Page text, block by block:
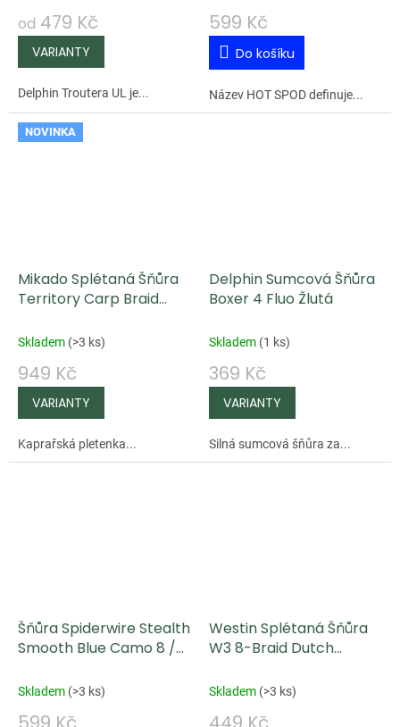
od 479 Kč
Delphin Troutera UL je...
599 Kč
Do košíku
Název HOT SPOD definuje...
NOVINKA
Mikado Splétaná Šňůra
Territory Carp Braid
Skladem (>3 ks)
949 Kč
Kaprařská pletenka...
Delphin Sumcová Šňůra
Boxer 4 Fluo Žlutá
Skladem (1 ks)
369 Kč
Silná sumcová šňůra za...
Šňůra Spiderwire Stealth
Smooth Blue Camo 8 /
Skladem (>3 ks)
Westin Splétaná Šňůra
W3 8-Braid Dutch
Skladem (>3 ks)